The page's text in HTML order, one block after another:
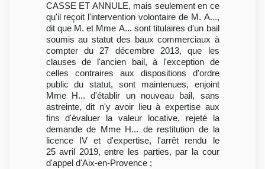
CASSE ET ANNULE, mais seulement en ce
qu'il reçoit l'intervention volontaire de M. A...,
dit que M. et Mme A... sont titulaires d'un bail
soumis au statut des baux commerciaux à
compter du 27 décembre 2013, que les
clauses de l'ancien bail, à l'exception de
celles contraires aux dispositions d'ordre
public du statut, sont maintenues, enjoint
Mme H... d'établir un nouveau bail, sans
astreinte, dit n'y avoir lieu à expertise aux
fins d'évaluer la valeur locative, rejeté la
demande de Mme H... de restitution de la
licence IV et d'expertise, l'arrêt rendu le
25 avril 2019, entre les parties, par la cour
d'appel d'Aix-en-Provence ;